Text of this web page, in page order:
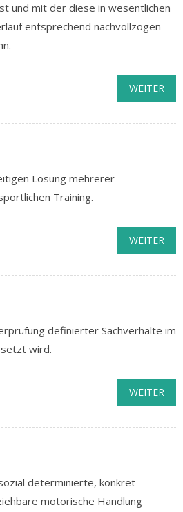
und mit der diese in wesentlichen
entsprechend nachvollzogen
WEITER
Lösung mehrerer
Training.
WEITER
definierter Sachverhalte im
wird.
WEITER
determinierte, konkret
motorische Handlung